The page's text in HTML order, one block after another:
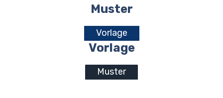
Muster
Vorlage
Vorlage
Muster